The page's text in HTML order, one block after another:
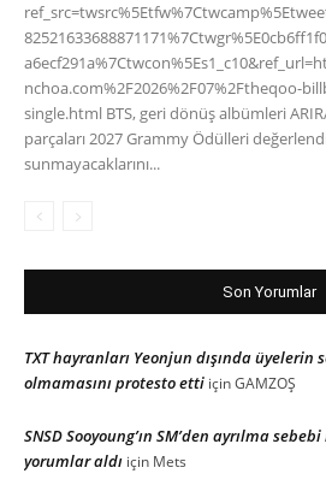
nchoa.com%2F2026%2F07%2Ftheqoo-
single.html BTS, geri dönüş albümleri
parçaları 2027 Grammy Ödülleri
sunmayacaklarını...
Son Yorumlar
TXT hayranları Yeonjun dışında üyelerin
olmamasını protesto etti içinGAMZOŞ
SNSD Sooyoung’ın SM’den ayrılma
yorumlar aldı için Mets